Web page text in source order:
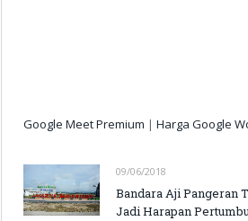
Google Meet Premium | Harga Google
09/06/2018
Bandara Aji Pangeran
Jadi Harapan